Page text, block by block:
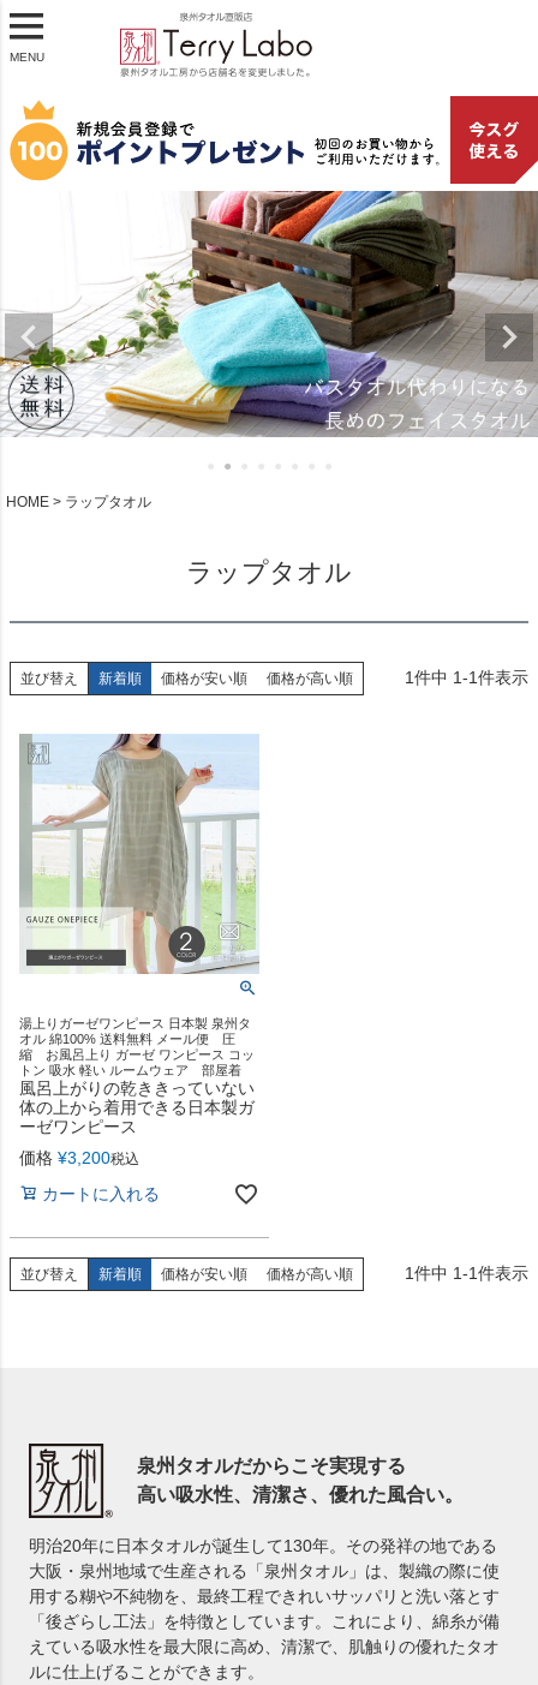
MENU
HOME ラップタオル
ラップタオル
並び替え 新着順 価格が安い順 価格が高い順 1件中 1-1件表示
湯上りガーゼワンピース 日本製 泉州タ
オル 綿100% 送料無料 メール便 圧
縮 お風呂上り ガーゼ ワンピース コッ
トン 吸水 軽い ルームウェア 部屋着
風呂上がりの乾ききっていない
体の上から着用できる日本製ガ
ーゼワンピース
価格 ¥3,200税込
カートに入れる
並び替え 新着順 価格が安い順 価格が高い順 1件中 1-1件表示
泉州タオルだからこそ実現する
高い吸水性、清潔さ、優れた風合い。
明治20年に日本タオルが誕生して130年。その発祥の地である
大阪・泉州地域で生産される「泉州タオル」は、製織の際に使
用する糊や不純物を、最終工程できれいサッパリと洗い落とす
「後ざらし工法」を特徴としています。これにより、綿糸が備
えている吸水性を最大限に高め、清潔で、肌触りの優れたタオ
ルに仕上げることができます。